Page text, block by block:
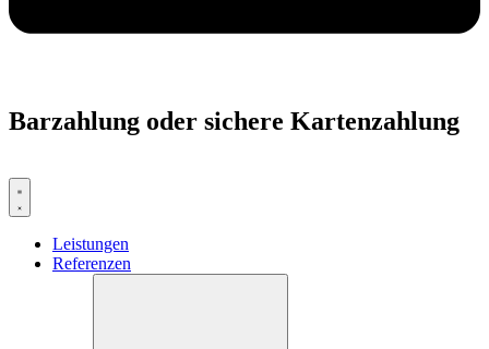
Barzahlung oder sichere Kartenzahlung
Leistungen
Referenzen